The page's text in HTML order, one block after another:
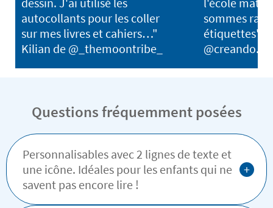
autocollants pour les coller
sur mes livres et cahiers…"
Kilian de @_themoontribe_
sommes
étiquettes"
@creando.ho
Questions fréquemment posées
Personnalisables avec 2 lignes de texte et
une icône. Idéales pour les enfants qui ne
savent pas encore lire !
+